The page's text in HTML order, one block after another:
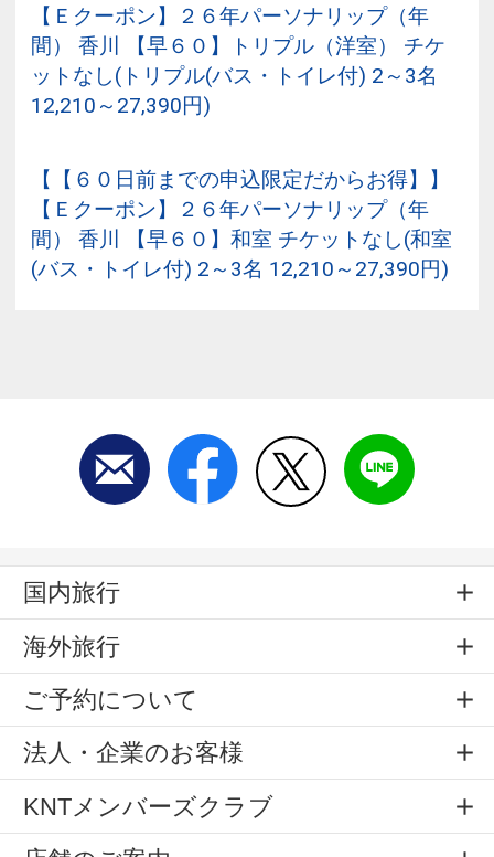
【Ｅクーポン】２６年パーソナリップ（年
間） 香川 【早６０】トリプル（洋室） チケ
ットなし(トリプル(バス・トイレ付) 2～3名
12,210～27,390円)
【【６０日前までの申込限定だからお得】】
【Ｅクーポン】２６年パーソナリップ（年
間） 香川 【早６０】和室 チケットなし(和室
(バス・トイレ付) 2～3名 12,210～27,390円)
国内旅行
海外旅行
ご予約について
法人・企業のお客様
KNTメンバーズクラブ